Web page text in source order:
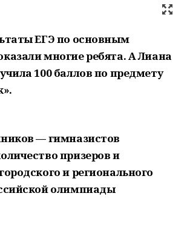
ЕГЭ по основным
многие ребята. А Лиана
100 баллов по предмету
— гимназистов
призеров и
и регионального
олимпиады